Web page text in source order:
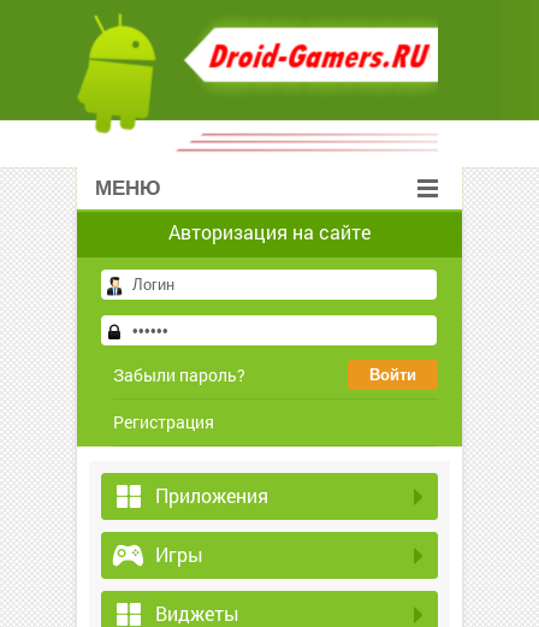
МЕНЮ
Авторизация на сайте
Забыли пароль?
Регистрация
Приложения
Игры
Виджеты